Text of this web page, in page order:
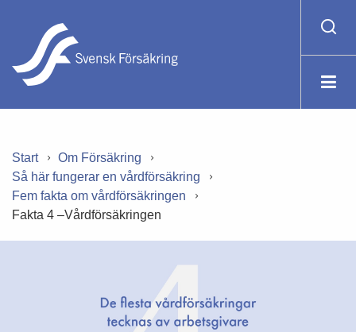
Start
Om Försäkring
Så här fungerar en vårdförsäkring
Fem fakta om vårdförsäkringen
Fakta 4 –Vårdförsäkringen